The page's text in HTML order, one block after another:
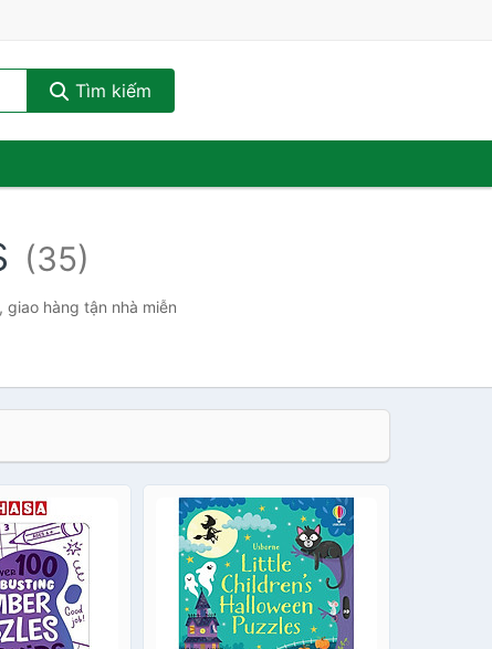
Tìm kiếm
(35)
hàng tận nhà miễn